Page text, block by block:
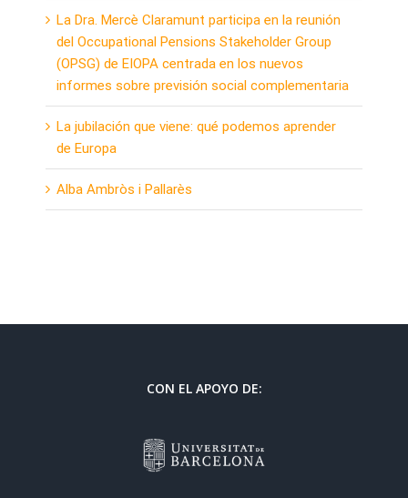
La Dra. Mercè Claramunt participa en la reunión
del Occupational Pensions Stakeholder Group
(OPSG) de EIOPA centrada en los nuevos
informes sobre previsión social complementaria
La jubilación que viene: qué podemos aprender
de Europa
Alba Ambròs i Pallarès
CON EL APOYO DE: